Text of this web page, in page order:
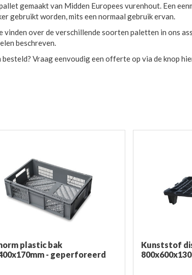
gemaakt van Midden Europees vurenhout. Een
gebruikt worden, mits een normaal gebruik ervan.
vinden over de verschillende soorten paletten in ons
beschreven.
Vraag eenvoudig een offerte op via de knop
plastic bak
- geperforeerd
Kunststof